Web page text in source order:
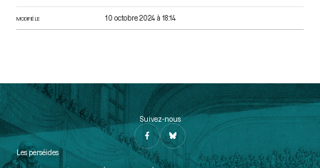
MODIFIÉ LE 10 octobre 2024 à 18:14
Suivez-nous
Les perséides